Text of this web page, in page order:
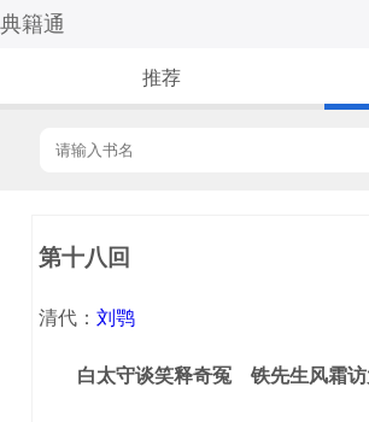
典籍通
推荐
第十八回
清代： 刘鹗
白太守谈笑释奇冤 铁先生风霜访